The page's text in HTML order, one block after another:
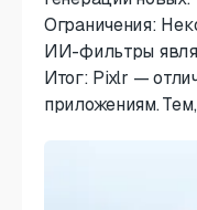
Ограничения:
ИИ-фильтры
Итог: Pixlr —
приложениям.